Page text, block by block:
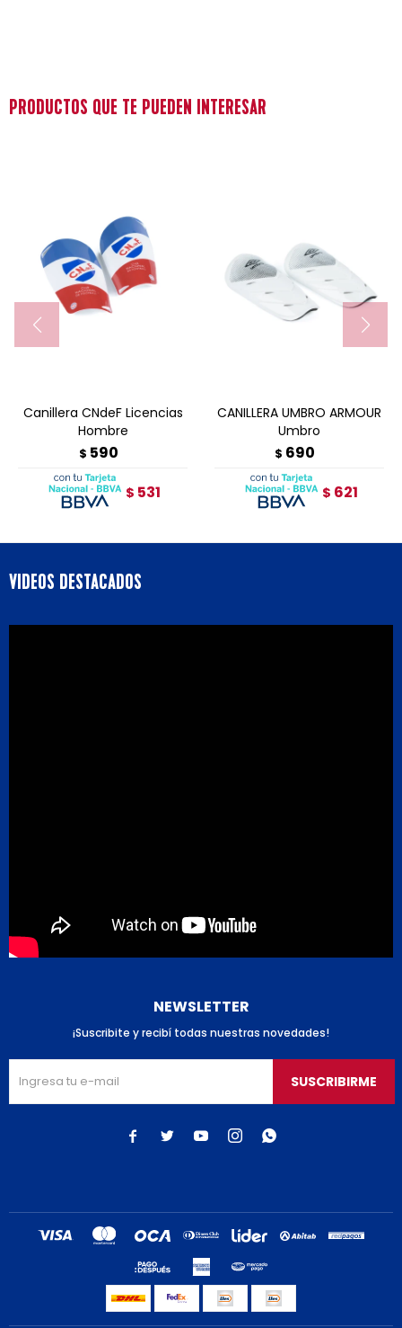
PRODUCTOS QUE TE PUEDEN INTERESAR
Canillera CNdeF Licencias
Hombre
$ 590
$ 531
CANILLERA UMBRO ARMOUR
Umbro
$ 690
$ 621
VIDEOS DESTACADOS
NEWSLETTER
¡Suscribite y recibí todas nuestras novedades!
SUSCRIBIRME
    